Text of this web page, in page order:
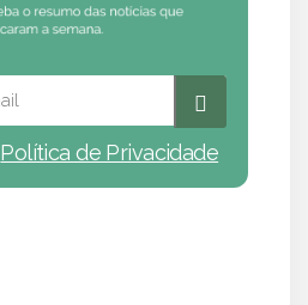
Política de Privacidade